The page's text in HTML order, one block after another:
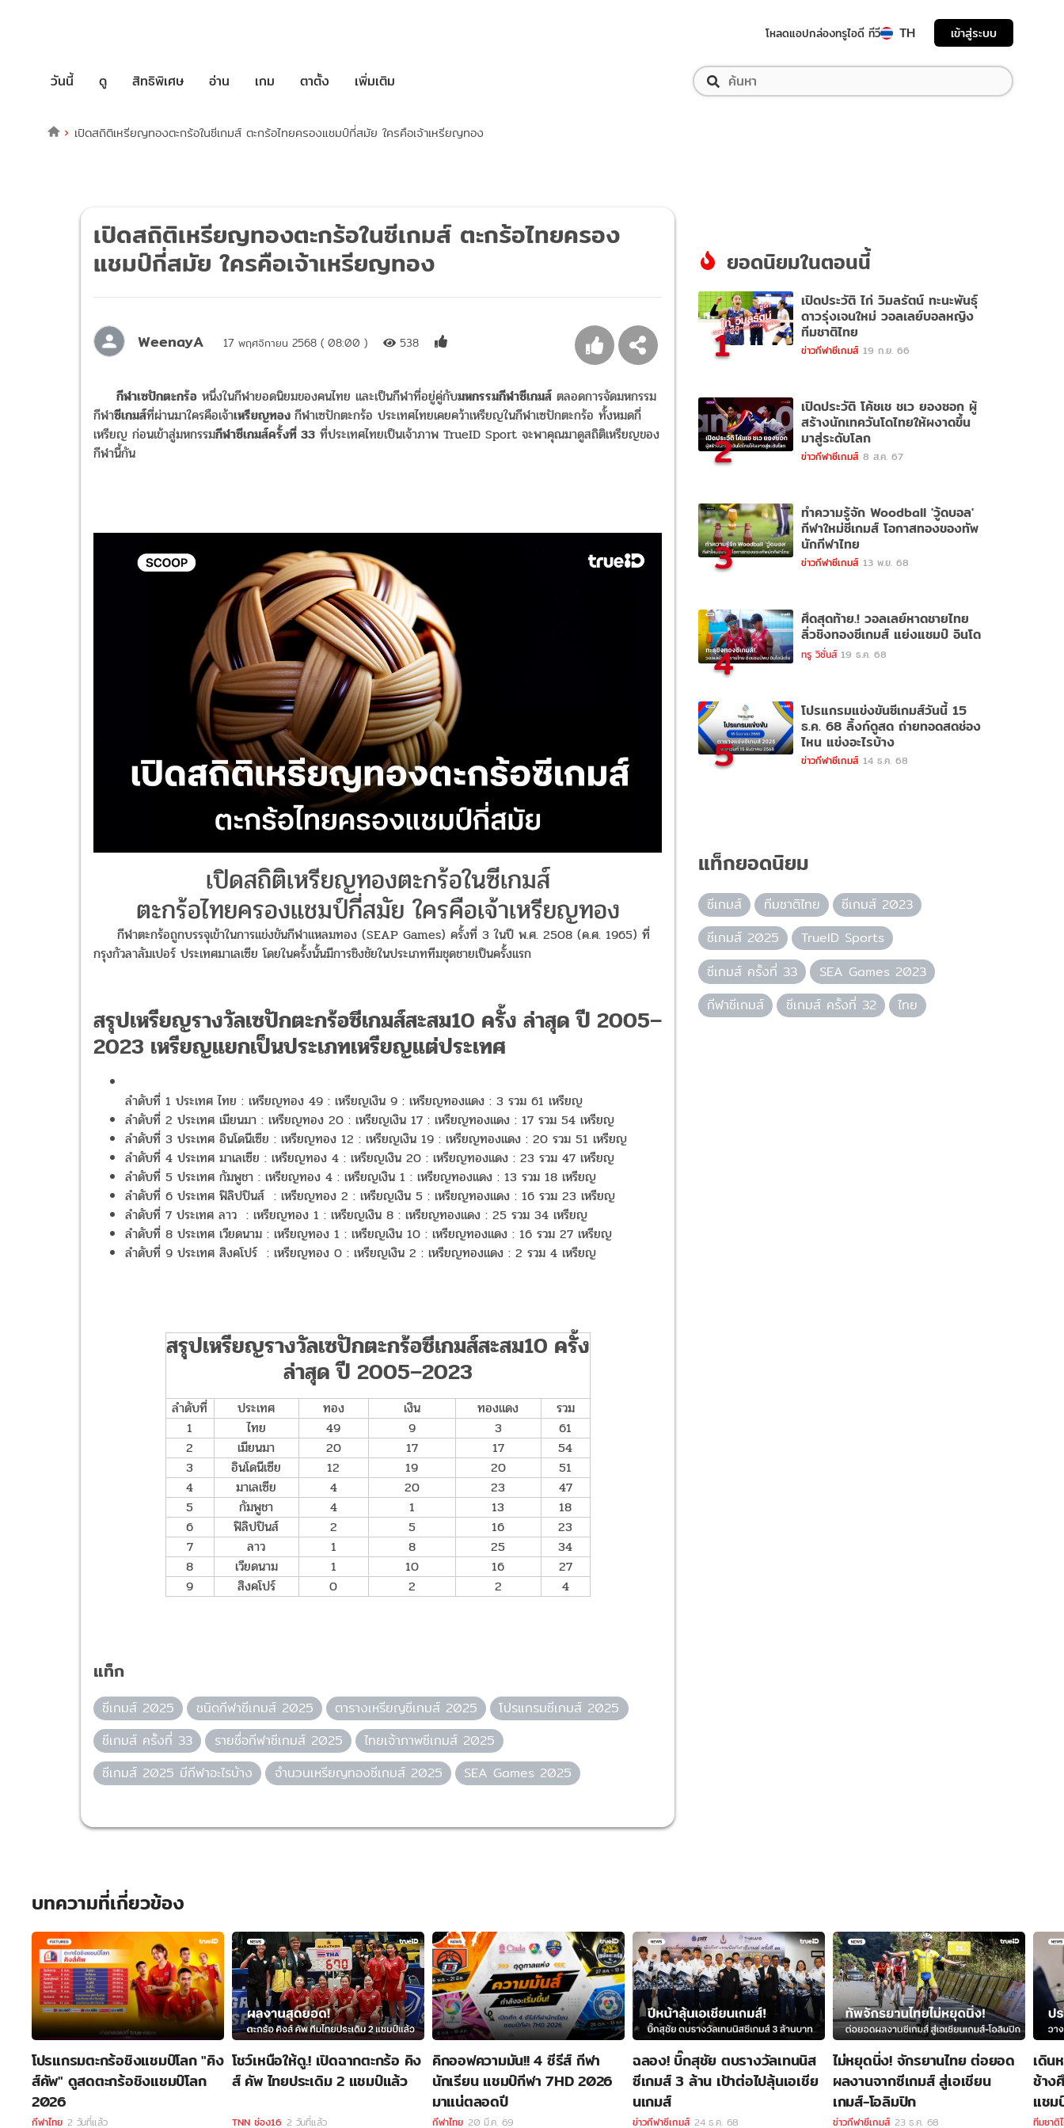
โหลดแอปกล่องทรูไอดี ทีวี TH เข้าสู่ระบบ
วันนี้ ดู สิทธิพิเศษ อ่าน เกม ตาตั้ง เพิ่มเติม
เปิดสถิติเหรียญทองตะกร้อในซีเกมส์ ตะกร้อไทยครองแชมป์กี่สมัย ใครคือเจ้าเหรียญทอง
เปิดสถิติเหรียญทองตะกร้อในซีเกมส์ ตะกร้อไทยครอง
แชมป์กี่สมัย ใครคือเจ้าเหรียญทอง
WeenayA 17 พฤศจิกายน 2568 ( 08:00 ) 538
กีฬาเซปักตะกร้อ หนึ่งในกีฬายอดนิยมของคนไทย และเป็นกีฬาที่อยู่คู่กับมหกรรมกีฬาซีเกมส์ ตลอดการจัดมหกรรม
กีฬาซีเกมส์ที่ผ่านมาใครคือเจ้าเหรียญทอง กีฬาเซปักตะกร้อ ประเทศไทยเคยคว้าเหรียญในกีฬาเซปักตะกร้อ ทั้งหมดกี่
เหรียญ ก่อนเข้าสู่มหกรรมกีฬาซีเกมส์ครั้งที่ 33 ที่ประเทศไทยเป็นเจ้าภาพ TrueID Sport จะพาคุณมาดูสถิติเหรียญของ
กีฬานี้กัน
เปิดสถิติเหรียญทองตะกร้อในซีเกมส์
ตะกร้อไทยครองแชมป์กี่สมัย ใครคือเจ้าเหรียญทอง
กีฬาตะกร้อถูกบรรจุเข้าในการแข่งขันกีฬาแหลมทอง (SEAP Games) ครั้งที่ 3 ในปี พ.ศ. 2508 (ค.ศ. 1965) ที่
กรุงกัวลาลัมเปอร์ ประเทศมาเลเซีย โดยในครั้งนั้นมีการชิงชัยในประเภททีมชุดชายเป็นครั้งแรก
สรุปเหรียญรางวัลเซปักตะกร้อซีเกมส์สะสม10 ครั้ง ล่าสุด ปี 2005–
2023 เหรียญแยกเป็นประเภทเหรียญแต่ประเทศ
ลำดับที่ 1 ประเทศ ไทย : เหรียญทอง 49 : เหรียญเงิน 9 : เหรียญทองแดง : 3 รวม 61 เหรียญ
ลำดับที่ 2 ประเทศ เมียนมา : เหรียญทอง 20 : เหรียญเงิน 17 : เหรียญทองแดง : 17 รวม 54 เหรียญ
ลำดับที่ 3 ประเทศ อินโดนีเซีย : เหรียญทอง 12 : เหรียญเงิน 19 : เหรียญทองแดง : 20 รวม 51 เหรียญ
ลำดับที่ 4 ประเทศ มาเลเซีย : เหรียญทอง 4 : เหรียญเงิน 20 : เหรียญทองแดง : 23 รวม 47 เหรียญ
ลำดับที่ 5 ประเทศ กัมพูชา : เหรียญทอง 4 : เหรียญเงิน 1 : เหรียญทองแดง : 13 รวม 18 เหรียญ
ลำดับที่ 6 ประเทศ ฟิลิปปินส์ : เหรียญทอง 2 : เหรียญเงิน 5 : เหรียญทองแดง : 16 รวม 23 เหรียญ
ลำดับที่ 7 ประเทศ ลาว : เหรียญทอง 1 : เหรียญเงิน 8 : เหรียญทองแดง : 25 รวม 34 เหรียญ
ลำดับที่ 8 ประเทศ เวียดนาม : เหรียญทอง 1 : เหรียญเงิน 10 : เหรียญทองแดง : 16 รวม 27 เหรียญ
ลำดับที่ 9 ประเทศ สิงคโปร์ : เหรียญทอง 0 : เหรียญเงิน 2 : เหรียญทองแดง : 2 รวม 4 เหรียญ
สรุปเหรียญรางวัลเซปักตะกร้อซีเกมส์สะสม10 ครั้ง
ล่าสุด ปี 2005–2023
ลำดับที่ ประเทศ ทอง เงิน ทองแดง
รวม
1
ไทย 49 9 3
61
2
เมียนมา 20 17 17
54
3
อินโดนีเซีย 12 19 20
51
4
มาเลเซีย 4 20 23
47
5
กัมพูชา 4 1 13
18
6
ฟิลิปปินส์ 2 5 16
23
7
ลาว 1 8 25
34
8
เวียดนาม 1 10 16
27
9
สิงคโปร์ 0 2 2 4
แท็ก
ซีเกมส์ 2025 ชนิดกีฬาซีเกมส์ 2025 ตารางเหรียญซีเกมส์ 2025
โปรแกรมซีเกมส์ 2025
ซีเกมส์ ครั้งที่ 33
รายชื่อกีฬาซีเกมส์ 2025
ไทยเจ้าภาพซีเกมส์ 2025
ซีเกมส์ 2025 มีกีฬาอะไรบ้าง
จำนวนเหรียญทองซีเกมส์ 2025 SEA Games 2025
ยอดนิยมในตอนนี้
1
เปิดประวัติ ไก่ วิมลรัตน์ ทะนะพันธุ์
ดาวรุ่งเจนใหม่ วอลเลย์บอลหญิง
ทีมชาติไทย
ข่าวกีฬาซีเกมส์ 19 ก.ย. 66
2
เปิดประวัติ โค้ชเช ชเว ยองซอก ผู้
สร้างนักเทควันโดไทยให้ผงาดขึ้น
มาสู่ระดับโลก
ข่าวกีฬาซีเกมส์ 8 ส.ค. 67
3
ทำความรู้จัก Woodball 'วู้ดบอล'
กีฬาใหม่ซีเกมส์ โอกาสทองของทัพ
นักกีฬาไทย
ข่าวกีฬาซีเกมส์ 13 พ.ย. 68
4
ศึดสุดท้าย.! วอลเลย์หาดชายไทย
ลิ่วชิงทองซีเกมส์ แย่งแชมป์ อินโด
ทรู วิชั่นส์ 19 ธ.ค. 68
5
โปรแกรมแข่งขันซีเกมส์วันนี้ 15
ธ.ค. 68 ลิ้งก์ดูสด ถ่ายทอดสดช่อง
ไหน แข่งอะไรบ้าง
ข่าวกีฬาซีเกมส์ 14 ธ.ค. 68
แท็กยอดนิยม
ซีเกมส์ ทีมชาติไทย
ซีเกมส์ 2023
ซีเกมส์ 2025
TrueID Sports
ซีเกมส์ ครั้งที่ 33
SEA Games 2023
กีฬาซีเกมส์
ซีเกมส์ ครั้งที่ 32 ไทย
บทความที่เกี่ยวข้อง
โปรแกรมตะกร้อชิงแชมป์โลก "คิง
ส์คัพ" ดูสดตะกร้อชิงแชมป์โลก
2026
กีฬาไทย 2 วันที่แล้ว
โชว์เหนือให้ดู.! เปิดฉากตะกร้อ คิง
ส์ คัพ ไทยประเดิม 2 แชมป์แล้ว
TNN ช่อง16 2 วันที่แล้ว
คิกออฟความมัน!! 4 ซีรีส์ กีฬา
นักเรียน แชมป์กีฬา 7HD 2026
มาแน่ตลอดปี
กีฬาไทย 20 มี.ค. 69
ฉลอง! บิ๊กสุชัย ตบรางวัลเทนนิส
ซีเกมส์ 3 ล้าน เป้าต่อไปลุ้นเอเชีย
นเกมส์
ข่าวกีฬาซีเกมส์ 24 ธ.ค. 68
ไม่หยุดนิ่ง! จักรยานไทย ต่อยอด
ผลงานจากซีเกมส์ สู่เอเชียน
เกมส์-โอลิมปิก
ข่าวกีฬาซีเกมส์ 23 ธ.ค. 68
เดิน
ช้าง
แชม
ทีมชาติ